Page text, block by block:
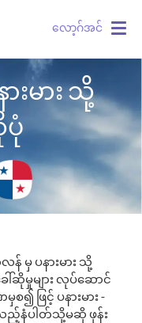
လော့ဂ်အင်
းမား သို့
ပုံ
မှ ပနားမား သို့
ဆိုမှုများ လုပ်ဆောင်
၍ ဖြင့် ပနားမား -
ည့်နံပါတ်သို့မဆို ဖုန်း